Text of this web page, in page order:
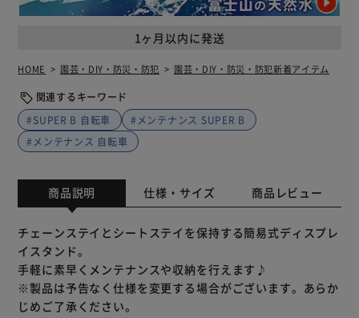
1ヶ月以内に発送
HOME 園芸・DIY・防災・防犯 園芸・DIY・防災・防犯新着アイテム
関連するキーワード
#SUPER B 自転車
#メンテナンス SUPER B
#メンテナンス 自転車
商品説明 仕様・サイズ 商品レビュー
チェーンステイとシートステイを保持する簡易式ディスプレ
イスタンド。
手軽に素早くメンテナンスや収納を行えます♪
※製品は予告なく仕様を変更する場合がございます。あらか
じめご了承ください。